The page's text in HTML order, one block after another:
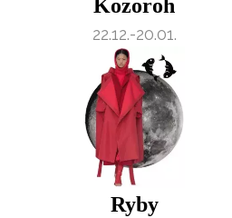
Kozoroh
22.12.-20.01.
Ryby